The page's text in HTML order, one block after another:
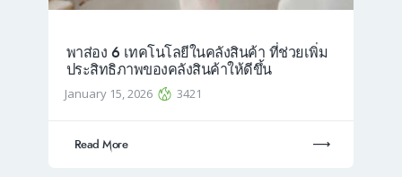
พาส่อง 6 เทคโนโลยีในคลังสินค้า ที่ช่วยเพิ่ม
ประสิทธิภาพของคลังสินค้าให้ดีขึ้น
January 15, 2026 3421
Read More